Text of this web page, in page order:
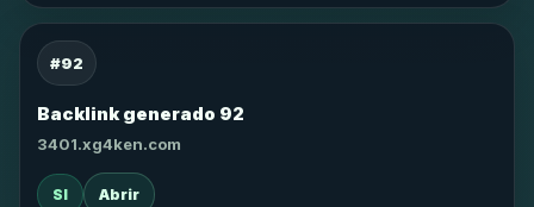
#92
Backlink generado 92
3401.xg4ken.com
SI Abrir